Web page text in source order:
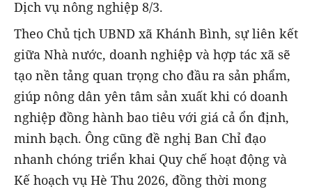
Dịch vụ nông nghiệp 8/3.
Theo Chủ tịch UBND xã Khánh Bình, sự liên kết
giữa Nhà nước, doanh nghiệp và hợp tác xã sẽ
tạo nền tảng quan trọng cho đầu ra sản phẩm,
giúp nông dân yên tâm sản xuất khi có doanh
nghiệp đồng hành bao tiêu với giá cả ổn định,
minh bạch. Ông cũng đề nghị Ban Chỉ đạo
nhanh chóng triển khai Quy chế hoạt động và
Kế hoạch vụ Hè Thu 2026, đồng thời mong